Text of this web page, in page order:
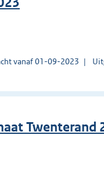
vanaf 01-09-2023
Twenterand